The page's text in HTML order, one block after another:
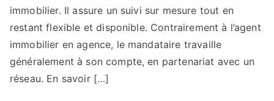
un
mandataire
immobilier
?
immobilier. Il assure un suivi sur mesure tout en
restant flexible et disponible. Contrairement à l’agent
immobilier en agence, le mandataire travaille
généralement à son compte, en partenariat avec un
réseau. En savoir […]